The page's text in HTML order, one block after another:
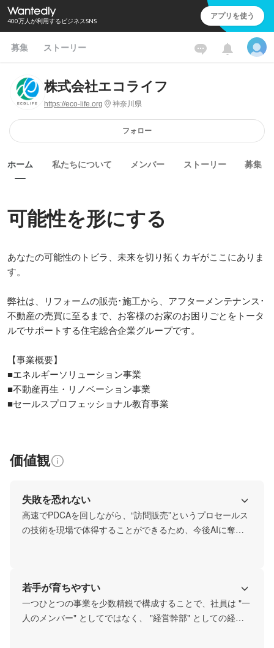
400万人が利用するビジネスSNS アプリを使う
募集 ストーリー
株式会社エコライフ
https://eco-life.org 神奈川県
フォロー
ホーム 私たちについて メンバー ストーリー 募集
可能性を形にする
あなたの可能性のトビラ、未来を切り拓くカギがここにありま
す。
弊社は、リフォームの販売･施⼯から、アフターメンテナンス･
不動産の売買に至るまで、お客様のお家のお困りごとをトータ
ルでサポートする住宅総合企業グループです。
【事業概要】
■エネルギーソリューション事業
■不動産再生・リノベーション事業
■セールスプロフェッショナル教育事業
価値観
失敗を恐れない
高速でPDCAを回しながら、“訪問販売”というプロセールス
の技術を現場で体得することができるため、今後AIに奪わ
える力」や「相手の心を読む力」、「自分を売る力」が手
に入ります。
若手が育ちやすい
一つひとつの事業を少数精鋭で構成することで、社員は "一
人のメンバー" としてではなく、 "経営幹部" としての経験